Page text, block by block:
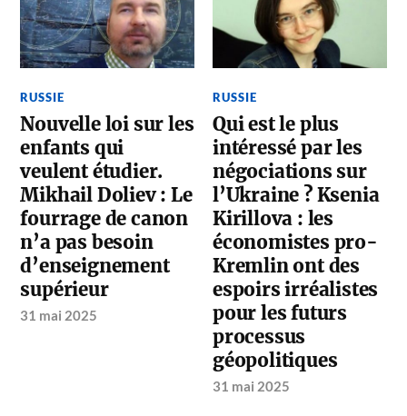
RUSSIE
Nouvelle loi sur les
enfants qui
veulent étudier.
Mikhail Doliev : Le
fourrage de canon
n’a pas besoin
d’enseignement
supérieur
31 mai 2025
RUSSIE
Qui est le plus
intéressé par les
négociations sur
l’Ukraine ? Ksenia
Kirillova : les
économistes pro-
Kremlin ont des
espoirs irréalistes
pour les futurs
processus
géopolitiques
31 mai 2025